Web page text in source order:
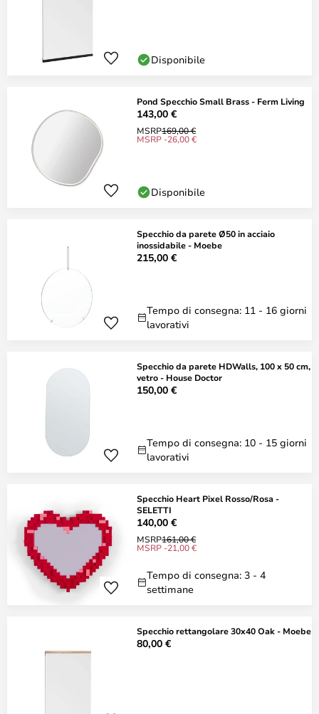
Disponibile
Pond Specchio Small Brass - Ferm Living
143,00 €
MSRP169,00 €
MSRP -26,00 €
Disponibile
Specchio da parete Ø50 in acciaio
inossidabile - Moebe
215,00 €
Tempo di consegna: 11 - 16 giorni
lavorativi
Specchio da parete HDWalls, 100 x 50 cm,
vetro - House Doctor
150,00 €
Tempo di consegna: 10 - 15 giorni
lavorativi
Specchio Heart Pixel Rosso/Rosa -
SELETTI
140,00 €
MSRP161,00 €
MSRP -21,00 €
Tempo di consegna: 3 - 4
settimane
Specchio rettangolare 30x40 Oak - Moebe
80,00 €